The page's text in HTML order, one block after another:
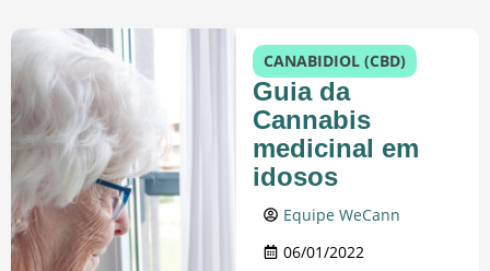
CANABIDIOL (CBD)
Guia da
Cannabis
medicinal em
idosos
Equipe WeCann
06/01/2022